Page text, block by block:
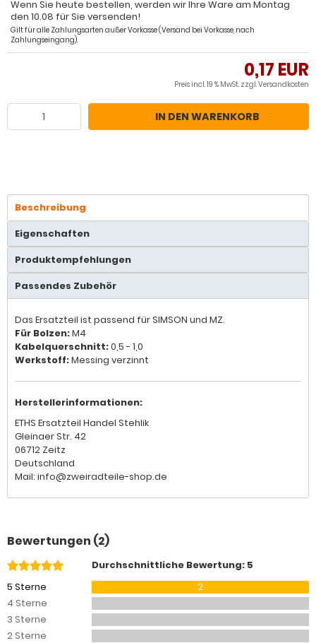
Wenn Sie heute bestellen, werden wir Ihre Ware am Montag
den 10.08 für Sie versenden!
Gilt für alle Zahlungsarten außer Vorkasse (Versand bei Vorkasse, nach
Zahlungseingang).
0,17 EUR
Preis incl. 19 % MwSt. zzgl.Versandkosten
IN DEN WARENKORB
Beschreibung
Eigenschaften
Produktempfehlungen
Passendes Zubehör
Das Ersatzteil ist passend für SIMSON und MZ.
Für Bolzen:M4
Kabelquerschnitt:0,5 - 1,0
Werkstoff:Messing verzinnt
Herstellerinformationen:
ETHS Ersatzteil Handel Stehlik
Gleinaer Str. 42
06712 Zeitz
Deutschland
Mail: info@zweiradteile-shop.de
Bewertungen (2)
Durchschnittliche Bewertung: 5
5 Sterne
2
4 Sterne
3 Sterne
2 Sterne